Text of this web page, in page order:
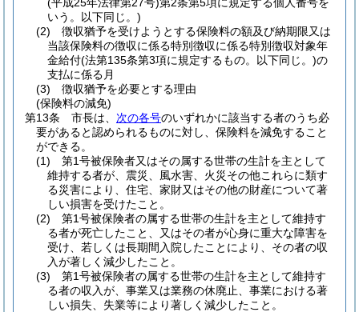
いう。以下同じ。)
(2)
徴収猶予を受けようとする保険料の額及び納期限又は
当該保険料の徴収に係る特別徴収に係る特別徴収対象年
金給付(法第135条第3項に規定するもの。以下同じ。)の
支払に係る月
(3)
徴収猶予を必要とする理由
(保険料の減免)
第13条
市長は、 次の各号のいずれかに該当する者のうち必
要があると認められるものに対し、保険料を減免すること
ができる。
(1)
第1号被保険者又はその属する世帯の生計を主として
維持する者が、震災、風水害、火災その他これらに類す
る災害により、住宅、家財又はその他の財産について著
しい損害を受けたこと。
(2)
第1号被保険者の属する世帯の生計を主として維持す
る者が死亡したこと、又はその者が心身に重大な障害を
受け、若しくは長期間入院したことにより、その者の収
入が著しく減少したこと。
(3)
第1号被保険者の属する世帯の生計を主として維持す
る者の収入が、事業又は業務の休廃止、事業における著
しい損失、失業等により著しく減少したこと。